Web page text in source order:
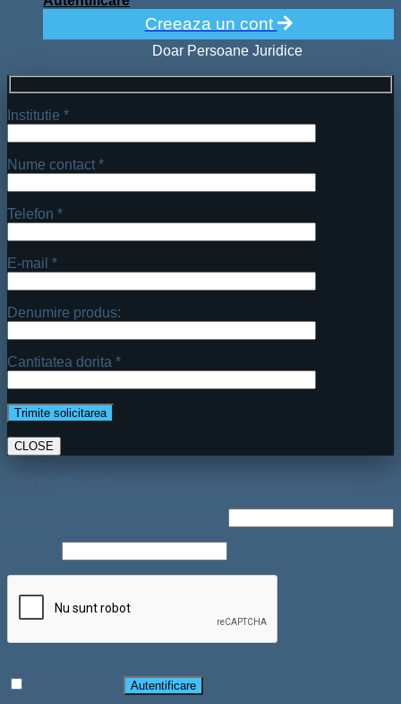
Creeaza un cont
Doar Persoane Juridice
Institutie *
Nume contact *
Telefon *
E-mail *
Denumire produs:
Cantitatea dorita *
CLOSE
Autentificare